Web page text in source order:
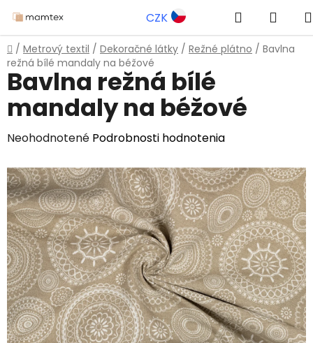
na
obsah
CZK Hľadať
Domov
/ Metrový textil / Dekoračné látky / Režné plátno / Bavlna
režná bílé mandaly na béžové
Bavlna režná bílé
mandaly na béžové
Priemerné
produktu
je
0,0
z
5
hviezdičiek.
Neohodnotené Podrobnosti hodnotenia